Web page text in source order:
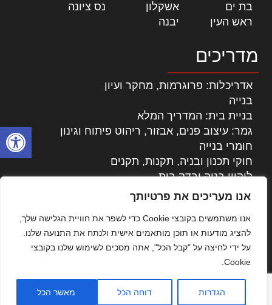
פתח
אנו מעריכים את פרטיותך
אנו משתמשים בקובצי Cookie כדי לשפר את חוויית הגלישה שלך,
להציג מודעות או תוכן מותאמים אישית ולנתח את התנועה שלנו.
על ידי לחיצה על "קבל הכל", אתה מסכים לשימוש שלנו בקובצי
Cookie.
הגדרות דוחה הכל מאשר הכל
בת ים
אשקלון נס ציונה
ראש העין
יבנה
מדריכים
אדריכלות: פרוגרמות, מחקר ועיון
בנייה
בניית בית: המדריך המלא
גמר: עיצוב פנים, אבזור, ריהוט פיתוח וגינון
חומרי בנייה
חוקי תכנון ובניה, תקנות, תקנים
ליקויי בניה ובדק בית
נדל"ן: זכויות, אגרות ועסקאות
עקרונות ניהול אחזקה מתקדמות
צילום אדריכלי
שיווק נדלן
שיטות בניה: מפרטים והמלצות
תוכן שיווקי